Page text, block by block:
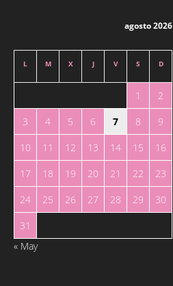
agosto 2026
L M X J V S D
1
2
3
4 5 6 7 8
9
10
11 12 13 14 15
16
17
18 19 20 21 22
23
24
25 26 27 28 29
30
31
« May